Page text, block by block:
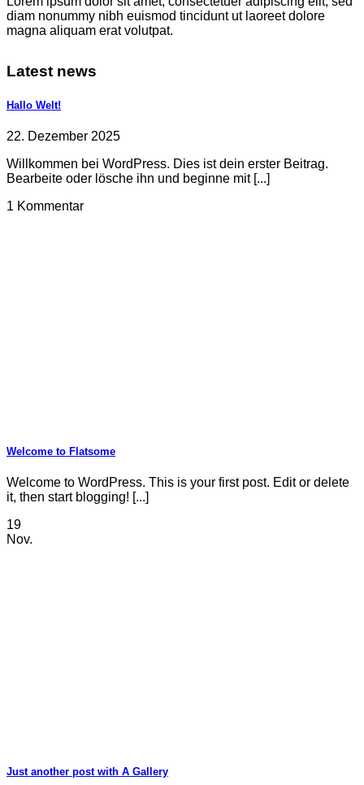
diam nonummy nibh euismod tincidunt ut laoreet dolore
magna aliquam erat volutpat.
Latest news
Hallo Welt!
22. Dezember 2025
Willkommen bei WordPress. Dies ist dein erster Beitrag.
Bearbeite oder lösche ihn und beginne mit [...]
1 Kommentar
Welcome to Flatsome
Welcome to WordPress. This is your first post. Edit or delete
it, then start blogging! [...]
19
Nov.
Just another post with A Gallery